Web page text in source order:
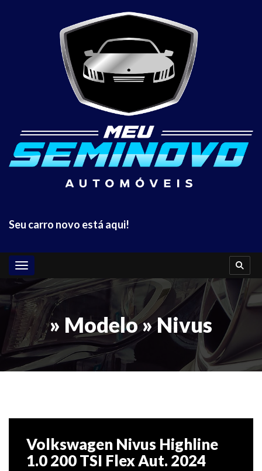
Seu carro novo está aqui!
Toggle navigation
» Modelo » Nivus
Volkswagen Nivus Highline
1.0 200 TSI Flex Aut. 2024